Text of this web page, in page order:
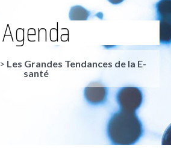
Agenda
> Les Grandes Tendances de la E-
santé